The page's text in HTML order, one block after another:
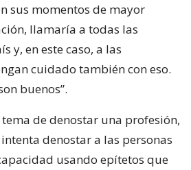
sus momentos de mayor
llamaría a todas las
y, en este caso, a las
cuidado también con eso.
buenos”.
tema de denostar una profesión,
intenta denostar a las personas
usando epítetos que